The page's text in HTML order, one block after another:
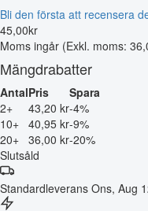
Bli den första att recensera
45,00kr
Moms ingår (Exkl. moms:
Mängdrabatter
AntalPris
Spara
2+
43,20 kr-4%
10+ 40,95 kr-9%
20+ 36,00 kr-20%
Slutsåld
Standardleverans Ons, Aug